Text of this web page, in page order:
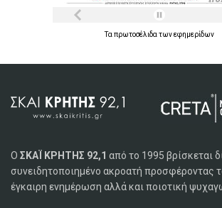
Τα πρωτοσέλιδα τωνεφημερίδων
Ο ΣΚΑΪ ΚΡΗΤΗΣ 92,1 από το 1995 βρίσκεται
συνειδητοποιημένο ακροατή προσφέροντας
έγκαιρη ενημέρωση αλλά και ποιοτική